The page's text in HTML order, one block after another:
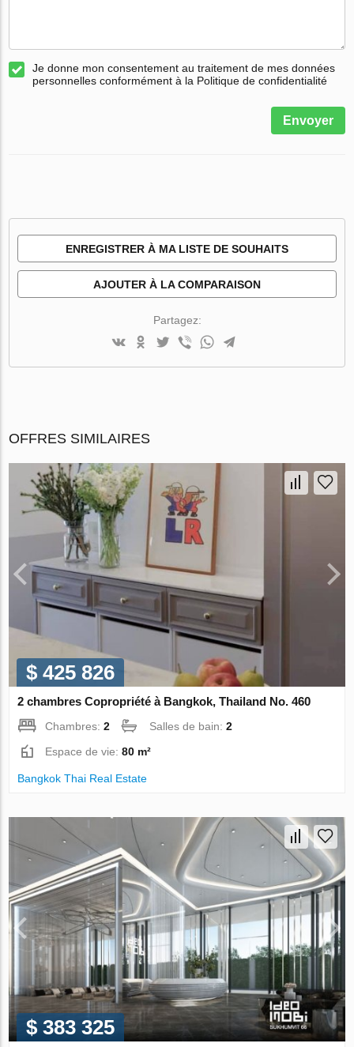
Je donne mon consentement au traitement de mes données
personnelles conformément à la Politique de confidentialité
Envoyer
ENREGISTRER À MA LISTE DE SOUHAITS
AJOUTER À LA COMPARAISON
Partagez:
OFFRES SIMILAIRES
$ 425 826
2 chambres Copropriété à Bangkok, Thailand No. 460
Chambres:2 Salles de bain:2
Espace de vie:80 m²
Bangkok Thai Real Estate
$ 383 325